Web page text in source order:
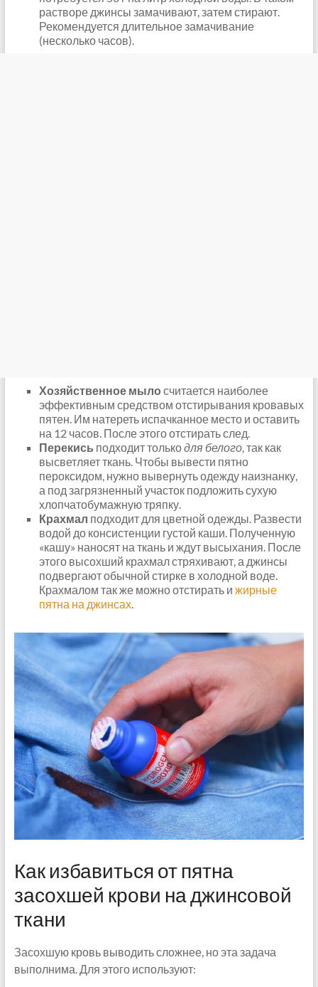
растворе джинсы замачивают, затем стирают.
Рекомендуется длительное замачивание
(несколько часов).
Хозяйственное мыло считается наиболее
эффективным средством отстирывания кровавых
пятен. Им натереть испачканное место и оставить
на 12 часов. После этого отстирать след.
Перекись подходит толькодля белого, так как
высветляет ткань. Чтобы вывести пятно
пероксидом, нужно вывернуть одежду наизнанку,
а под загрязненный участок подложить сухую
хлопчатобумажную тряпку.
Крахмал подходит для цветной одежды. Развести
водой до консистенции густой каши. Полученную
«кашу» наносят на ткань и ждут высыхания. После
этого высохший крахмал стряхивают, а джинсы
подвергают обычной стирке в холодной воде.
Крахмалом так же можно отстирать и жирные
пятна на джинсах.
Как избавиться от пятна
засохшей крови на джинсовой
ткани
Засохшую кровь выводить сложнее, но эта задача
выполнима. Для этого используют: